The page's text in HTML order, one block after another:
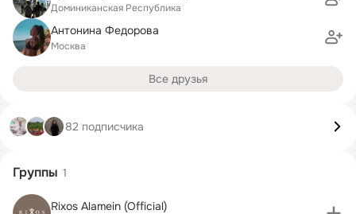
Доминиканская Республика
Антонина Федорова
Москва
Все друзья
82 подписчика
Группы 1
Rixos Alamein (Official)